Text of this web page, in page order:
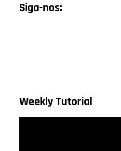
Siga-nos:
Weekly Tutorial